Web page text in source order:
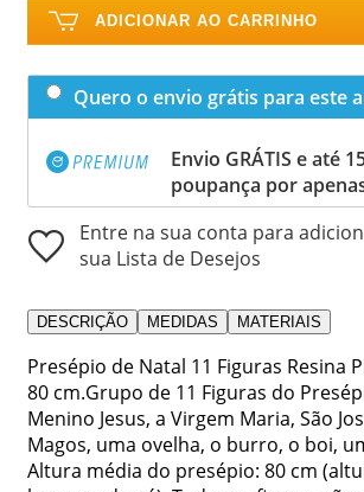
ADICIONAR AO CARRINHO
Quero o envio grátis para este
Envio GRÁTIS e até
poupança por
Entre na sua conta para
sua Lista de Desejos
DESCRIÇÃO MEDIDAS MATERIAIS
Presépio de Natal 11 Figuras Resina
80 cm.Grupo de 11 Figuras do
Menino Jesus, a Virgem Maria, São
Magos, uma ovelha, o burro, o boi,
Altura média do presépio: 80 cm